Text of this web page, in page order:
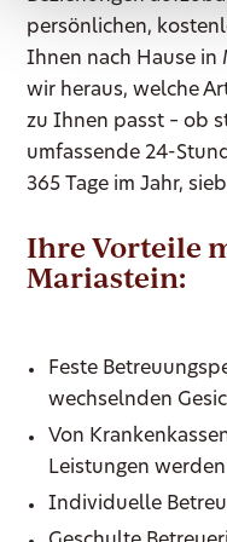
persönlichen,
Ihnen nach Hause in
wir heraus, welche
zu Ihnen passt – ob
umfassende 24-
365 Tage im Jahr,
Ihre Vorteile
Mariastein:
Feste
wechselnden
Von
Leistungen
Individuelle